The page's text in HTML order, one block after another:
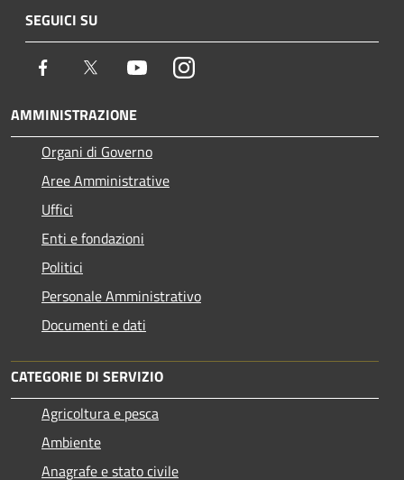
SEGUICI SU
Facebook Twitter YoutubeInstagram
AMMINISTRAZIONE
Organi di Governo
Aree Amministrative
Uffici
Enti e fondazioni
Politici
Personale Amministrativo
Documenti e dati
CATEGORIE DI SERVIZIO
Agricoltura e pesca
Ambiente
Anagrafe e stato civile